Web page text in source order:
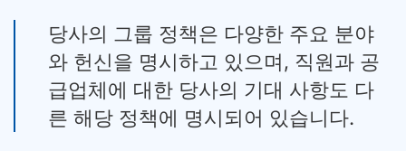
당사의 그룹 정책은 다양한 주요 분야
와 헌신을 명시하고 있으며, 직원과 공
급업체에 대한 당사의 기대 사항도 다
른 해당 정책에 명시되어 있습니다.